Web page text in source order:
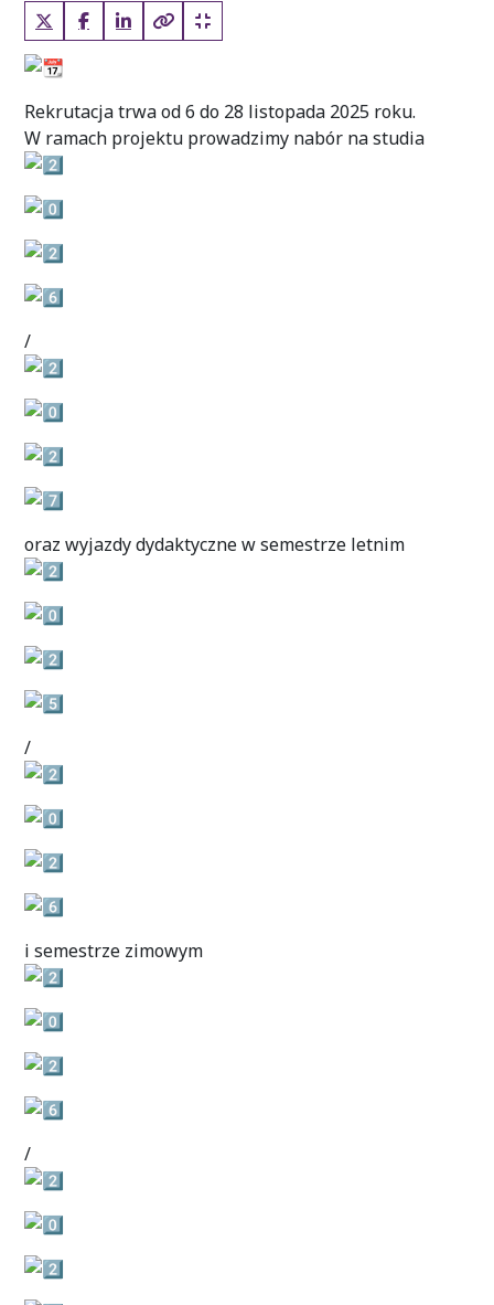
X (Twitter)FacebookLinkedInKopiuj pełny link
Kopiuj krótki link
Rekrutacja trwa od 6 do 28 listopada 2025 roku.
W ramach projektu prowadzimy nabór na studia
/
oraz wyjazdy dydaktyczne w semestrze letnim
/
i semestrze zimowym
/